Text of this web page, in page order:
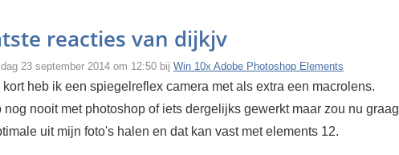
reacties van dijkjv
23 september 2014 om 12:50 bij Win 10x Adobe Photoshop Elements
kort heb ik een spiegelreflex camera met als extra een macrolens.
nog nooit met photoshop of iets dergelijks gewerkt maar zou nu graag
uit mijn foto's halen en dat kan vast met elements 12.